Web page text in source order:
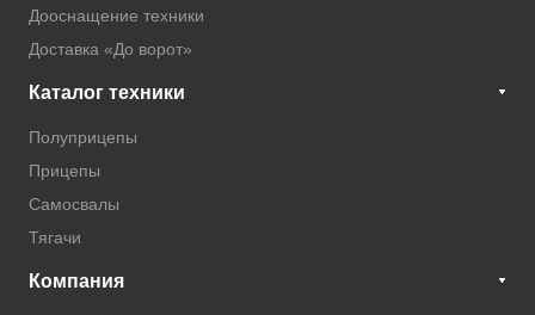
Дооснащение техники
Доставка «До ворот»
Каталог техники
Полуприцепы
Прицепы
Самосвалы
Тягачи
Компания